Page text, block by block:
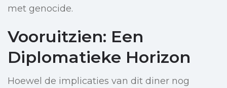
met genocide.
Vooruitzien: Een
Diplomatieke Horizon
Hoewel de implicaties van dit diner nog